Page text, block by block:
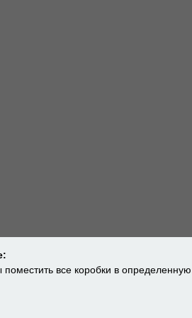
поместить все коробки в